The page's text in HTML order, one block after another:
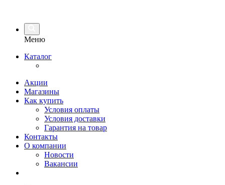
Меню
Каталог
Акции
Магазины
Как купить
Условия оплаты
Условия доставки
Гарантия на товар
Контакты
О компании
Новости
Вакансии